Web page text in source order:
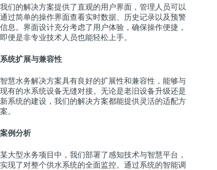
我们的解决方案提供了直观的用户界面，管理人员可以
通过简单的操作界面查看实时数据、历史记录以及预警
信息。界面设计充分考虑了用户体验，确保操作便捷，
即便是非专业技术人员也能轻松上手。
系统扩展与兼容性
智慧水务解决方案具有良好的扩展性和兼容性，能够与
现有的水系统设备无缝对接。无论是老旧设备升级还是
新系统的建设，我们的解决方案都能提供灵活的适配方
案。
案例分析
某大型水务项目中，我们部署了感知技术与智慧平台，
实现了对整个供水系统的全面监控。通过系统的智能调